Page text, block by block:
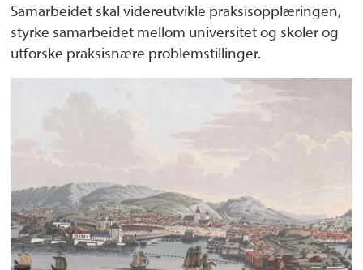
Samarbeidet skal videreutvikle praksisopplæringen,
styrke samarbeidet mellom universitet og skoler og
utforske praksisnære problemstillinger.